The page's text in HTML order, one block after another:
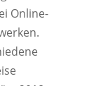
Online-